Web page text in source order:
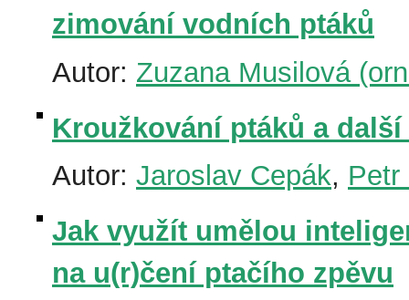
zimování vodních ptáků
Autor: Zuzana Musilová
Kroužkování ptáků a
Autor: Jaroslav Cepák, Petr
Jak využít umělou
na u(r)čení ptačího zpěvu